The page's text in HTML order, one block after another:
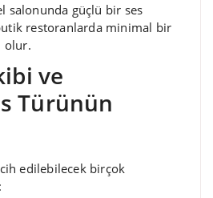
salonunda güçlü bir ses
restoranlarda minimal bir
olur.
ve
Türünün
edilebilecek birçok